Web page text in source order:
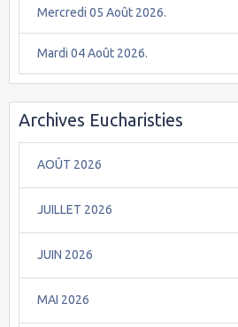
Mercredi 05 Août 2026.
Mardi 04 Août 2026.
Archives Eucharisties
AOÛT 2026
JUILLET 2026
JUIN 2026
MAI 2026